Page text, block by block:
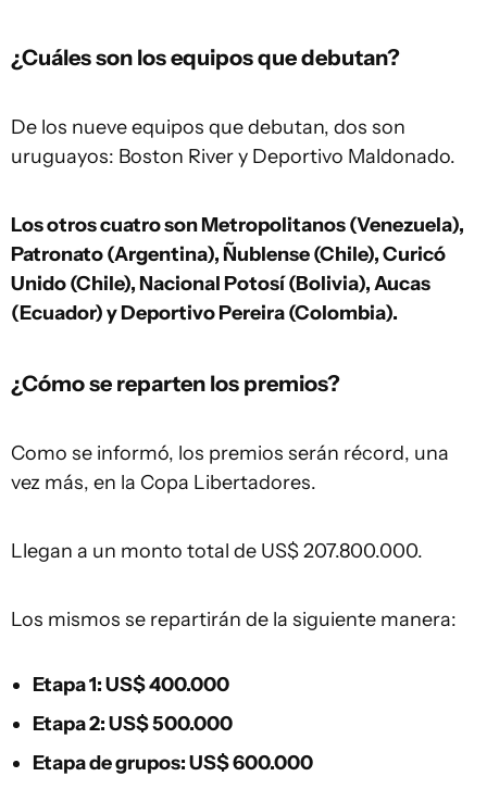
¿Cuáles son los equipos que debutan?
De los nueve equipos que debutan, dos son
uruguayos: Boston River y Deportivo Maldonado.
Los otros cuatro son Metropolitanos (Venezuela),
Patronato (Argentina), Ñublense (Chile), Curicó
Unido (Chile), Nacional Potosí (Bolivia), Aucas
(Ecuador) y Deportivo Pereira (Colombia).
¿Cómo se reparten los premios?
Como se informó, los premios serán récord, una
vez más, en la Copa Libertadores.
Llegan a un monto total de US$ 207.800.000.
Los mismos se repartirán de la siguiente manera:
Etapa 1: US$ 400.000
Etapa 2: US$ 500.000
Etapa de grupos: US$ 600.000